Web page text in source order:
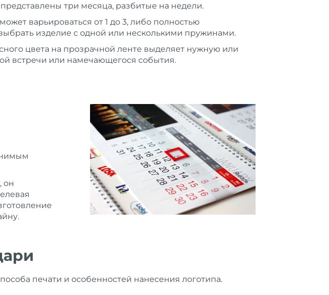
три месяца, разбитые на недели.
варьироваться от 1 до 3, либо полностью
изделие с одной или несколькими пружинами.
цвета на прозрачной ленте выделяет нужную или
встречи или намечающегося события.
он
печати и особенностей нанесения логотипа.